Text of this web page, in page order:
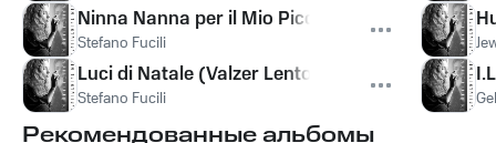
Ninna Nanna per il Mio Piccolo Re
Stefano Fucili
Luci di Natale (Valzer Lento)
Stefano Fucili
Рекомендованные альбомы